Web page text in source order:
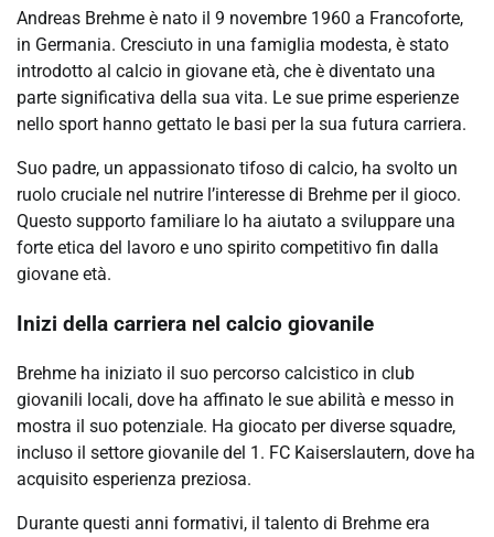
Andreas Brehme è nato il 9 novembre 1960 a Francoforte,
in Germania. Cresciuto in una famiglia modesta, è stato
introdotto al calcio in giovane età, che è diventato una
parte significativa della sua vita. Le sue prime esperienze
nello sport hanno gettato le basi per la sua futura carriera.
Suo padre, un appassionato tifoso di calcio, ha svolto un
ruolo cruciale nel nutrire l’interesse di Brehme per il gioco.
Questo supporto familiare lo ha aiutato a sviluppare una
forte etica del lavoro e uno spirito competitivo fin dalla
giovane età.
Inizi della carriera nel calcio giovanile
Brehme ha iniziato il suo percorso calcistico in club
giovanili locali, dove ha affinato le sue abilità e messo in
mostra il suo potenziale. Ha giocato per diverse squadre,
incluso il settore giovanile del 1. FC Kaiserslautern, dove ha
acquisito esperienza preziosa.
Durante questi anni formativi, il talento di Brehme era